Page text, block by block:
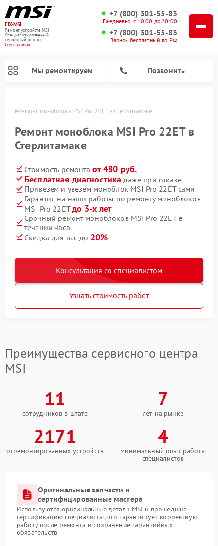
FIX-MSI
Ремонт устройств MSI
Специализированный
cервисный центр г.
Стерлитамак
+7 (800) 301-55-83
Ежедневно, с 10:00 до 20:00
+7 (800) 301-55-83
Звонок бесплатный по РФ
Мы ремонтируем Позвонить
Ремонт моноблока MSI Pro 22ET в Стерлитамаке
Ремонт моноблока MSI Pro 22ET в
Стерлитамаке
Стоимость ремонта от 480 руб.
Бесплатная диагностика даже при отказе
Привезем и увезем моноблок MSI Pro 22ET сами
Гарантия на наши работы по ремонту моноблоков
MSI Pro 22ETдо 3-х лет
Срочный ремонт моноблоков MSI Pro 22ET в
течении часа
Скидка для вас до 20%
Консультация со специалистом
Узнать стоимость работ
Преимущества сервисного центра
MSI
11
сотрудников в штате
7
лет на рынке
2171
отремонтированных устройств
4
минимальный опыт работы
специалистов
Оригинальные запчасти и
сертифицированные мастера
Используются оригинальные детали MSI и прошедшие
сертификацию специалисты, что гарантирует корректную
работу после ремонта и сохранение гарантийных
обязательств